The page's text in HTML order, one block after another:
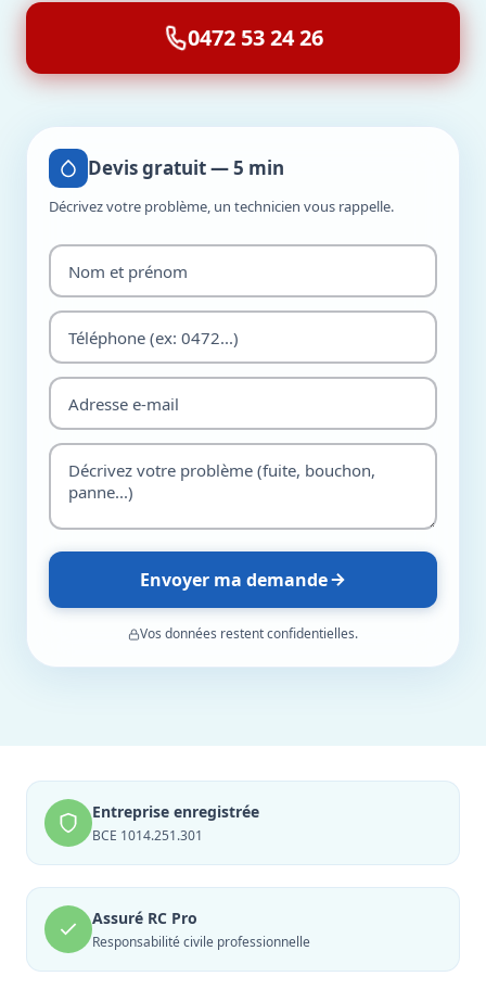
0472 53 24 26
Devis gratuit — 5 min
Décrivez votre problème, un technicien vous rappelle.
Envoyer ma demande
Vos données restent confidentielles.
Entreprise enregistrée
BCE 1014.251.301
Assuré RC Pro
Responsabilité civile professionnelle